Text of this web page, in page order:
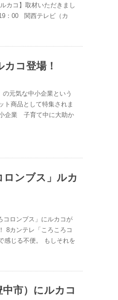
カコ】取材いただきまし
：00 関西テレビ（カ
コ登場！
元気な中小企業という
ト商品として特集されま
企業 子育て中に大助か
ンブス」ルカ
コロンブス」にルカコが
8カンテレ「ころころコ
感じる不便。 もしそれを
市）にルカコ